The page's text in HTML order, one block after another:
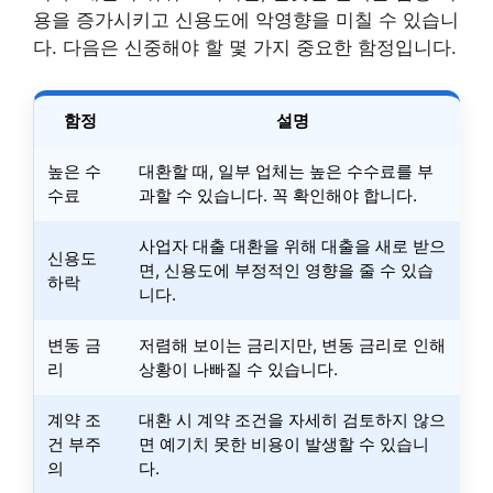
용을 증가시키고 신용도에 악영향을 미칠 수 있습니
다. 다음은 신중해야 할 몇 가지 중요한 함정입니다.
함정 설명
높은 수
수료
대환할 때, 일부 업체는 높은 수수료를 부
과할 수 있습니다. 꼭 확인해야 합니다.
신용도
하락
사업자 대출 대환을 위해 대출을 새로 받으
면, 신용도에 부정적인 영향을 줄 수 있습
니다.
변동 금
리
저렴해 보이는 금리지만, 변동 금리로 인해
상황이 나빠질 수 있습니다.
계약 조
건 부주
의
대환 시 계약 조건을 자세히 검토하지 않으
면 예기치 못한 비용이 발생할 수 있습니
다.